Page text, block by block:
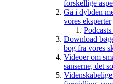
forskellige
Gå i dybden
vores eksperter
Download
bog fra vores
Videoer om
sanserne, det